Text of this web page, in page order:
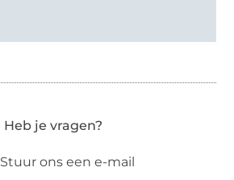
Heb je vragen?
Stuur ons een e-mail